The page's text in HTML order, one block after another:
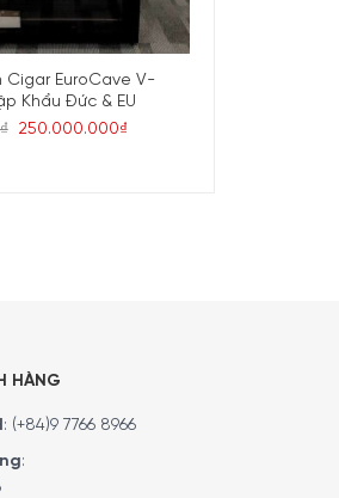
Cigar EuroCave V-
Khẩu Đức & EU
250.000.000₫
HÀNG
: (+84)9 7766 8966
: